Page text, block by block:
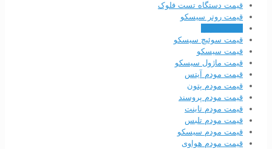
قیمت دستگاه تست فلوک
قیمت روتر سیسکو
قیمت سوئیچ سیسکو
قیمت سیسکو
قیمت ماژول سیسکو
قیمت مودم آیتس
قیمت مودم پتون
قیمت مودم پروسند
قیمت مودم تاینت
قیمت مودم تلبس
قیمت مودم سیسکو
قیمت مودم هواوی